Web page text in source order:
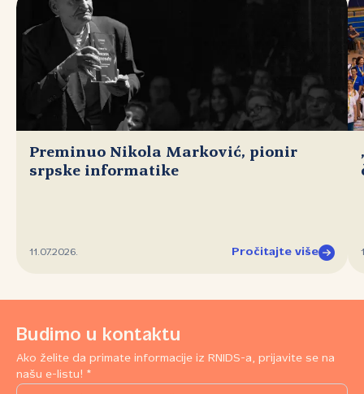
Preminuo Nikola Marković, pionir
srpske informatike
11.07.2026. Pročitajte više
Budimo u kontaktu
Ako želite da primate informacije iz RNIDS-a, prijavite se na
našu e-listu! *